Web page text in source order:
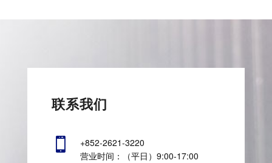
联系我们

+852-2621-3220
营业时间：（平日）9:00-17:00